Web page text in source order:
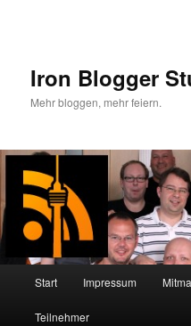
Iron Blogger
Mehr bloggen, mehr feiern.
Start Impressum
Teilnehmer